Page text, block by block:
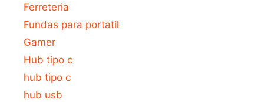
Ferreteria
Fundas para portatil
Gamer
Hub tipo c
hub tipo c
hub usb